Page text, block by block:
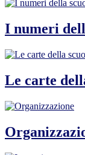
I numeri
Le carte